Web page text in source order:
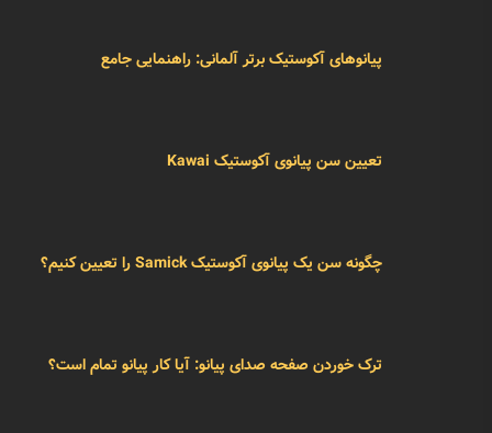
پیانوهای آکوستیک برتر آلمانی: راهنمایی جامع
تعیین سن پیانوی آکوستیک Kawai
چگونه سن یک پیانوی آکوستیک Samick را تعیین کنیم؟
ترک خوردن صفحه صدای پیانو: آیا کار پیانو تمام است؟